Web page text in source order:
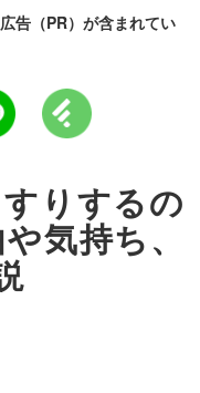
告（PR）が含まれてい
すりするの
気持ち、